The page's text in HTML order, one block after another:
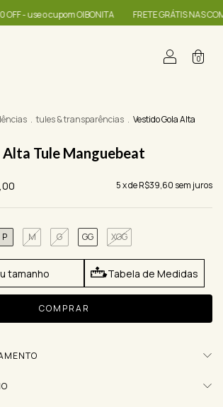
GRÁTIS NAS COMPRAS A PARTIR DE R$399 até 60%
0
. tules & transparências . Vestido Gola Alta
Tule Manguebeat
5x deR$39,60 sem juros
P M G GG XGG
tamanho Tabela de Medidas